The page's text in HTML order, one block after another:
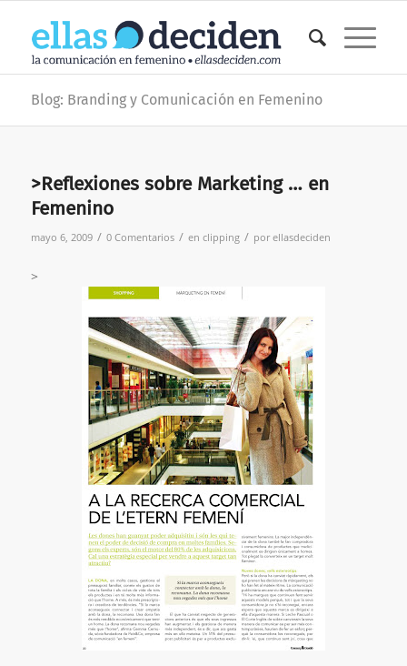
Blog: Branding y Comunicación en Femenino
>Reflexiones sobre Marketing … en
Femenino
mayo 6, 2009 / 0 Comentarios / en clipping / porellasdeciden
>